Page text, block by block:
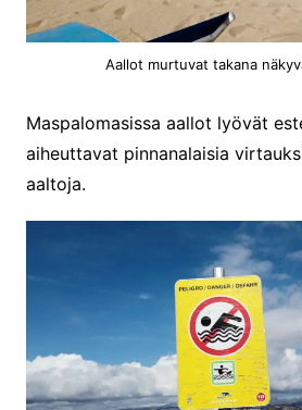
Aallot murtuvat takana
Maspalomasissa aallot lyövät
aiheuttavat pinnanalaisia
aaltoja.